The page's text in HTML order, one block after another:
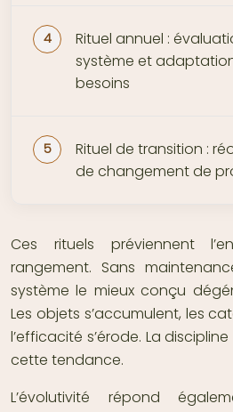
Rituel annuel :
système et
besoins
Rituel de transition :
de changement de
Ces rituels préviennent
rangement. Sans
système le mieux conçu
Les objets s’accumulent, les
l’efficacité s’érode. La
cette tendance.
L’évolutivité répond